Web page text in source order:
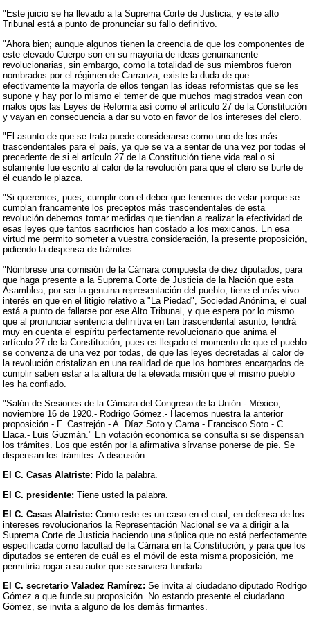
"Este juicio se ha llevado a la Suprema Corte de Justicia, y este alto
Tribunal está a punto de pronunciar su fallo definitivo.
"Ahora bien; aunque algunos tienen la creencia de que los componentes de
este elevado Cuerpo son en su mayoría de ideas genuinamente
revolucionarias, sin embargo, como la totalidad de sus miembros fueron
nombrados por el régimen de Carranza, existe la duda de que
efectivamente la mayoría de ellos tengan las ideas reformistas que se les
supone y hay por lo mismo el temer de que muchos magistrados vean con
malos ojos las Leyes de Reforma así como el artículo 27 de la Constitución
y vayan en consecuencia a dar su voto en favor de los intereses del clero.
"El asunto de que se trata puede considerarse como uno de los más
trascendentales para el país, ya que se va a sentar de una vez por todas el
precedente de si el artículo 27 de la Constitución tiene vida real o si
solamente fue escrito al calor de la revolución para que el clero se burle de
él cuando le plazca.
"Si queremos, pues, cumplir con el deber que tenemos de velar porque se
cumplan francamente los preceptos más trascendentales de esta
revolución debemos tomar medidas que tiendan a realizar la efectividad de
esas leyes que tantos sacrificios han costado a los mexicanos. En esa
virtud me permito someter a vuestra consideración, la presente proposición,
pidiendo la dispensa de trámites:
"Nómbrese una comisión de la Cámara compuesta de diez diputados, para
que haga presente a la Suprema Corte de Justicia de la Nación que esta
Asamblea, por ser la genuina representación del pueblo, tiene el más vivo
interés en que en el litigio relativo a "La Piedad", Sociedad Anónima, el cual
está a punto de fallarse por ese Alto Tribunal, y que espera por lo mismo
que al pronunciar sentencia definitiva en tan trascendental asunto, tendrá
muy en cuenta el espíritu perfectamente revolucionario que anima el
artículo 27 de la Constitución, pues es llegado el momento de que el pueblo
se convenza de una vez por todas, de que las leyes decretadas al calor de
la revolución cristalizan en una realidad de que los hombres encargados de
cumplir saben estar a la altura de la elevada misión que el mismo pueblo
les ha confiado.
"Salón de Sesiones de la Cámara del Congreso de la Unión.- México,
noviembre 16 de 1920.- Rodrigo Gómez.- Hacemos nuestra la anterior
proposición - F. Castrejón.- A. Díaz Soto y Gama.- Francisco Soto.- C.
Llaca.- Luis Guzmán." En votación económica se consulta si se dispensan
los trámites. Los que estén por la afirmativa sírvanse ponerse de pie. Se
dispensan los trámites. A discusión.
El C. Casas Alatriste: Pido la palabra.
El C. presidente: Tiene usted la palabra.
El C. Casas Alatriste: Como este es un caso en el cual, en defensa de los
intereses revolucionarios la Representación Nacional se va a dirigir a la
Suprema Corte de Justicia haciendo una súplica que no está perfectamente
especificada como facultad de la Cámara en la Constitución, y para que los
diputados se enteren de cuál es el móvil de esta misma proposición, me
permitiría rogar a su autor que se sirviera fundarla.
El C. secretario Valadez Ramírez: Se invita al ciudadano diputado Rodrigo
Gómez a que funde su proposición. No estando presente el ciudadano
Gómez, se invita a alguno de los demás firmantes.